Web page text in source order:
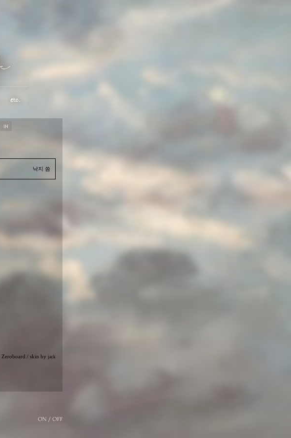
낙지 씀
Zeroboard / skin by jack